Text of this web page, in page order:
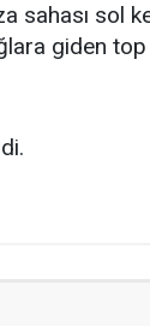
sahası sol
giden